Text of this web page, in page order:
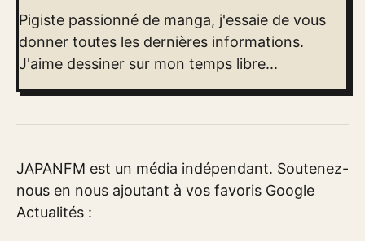
Pigiste passionné de manga, j'essaie de vous
donner toutes les dernières informations.
J'aime dessiner sur mon temps libre...
JAPANFM est un média indépendant. Soutenez-
nous en nous ajoutant à vos favoris Google
Actualités :